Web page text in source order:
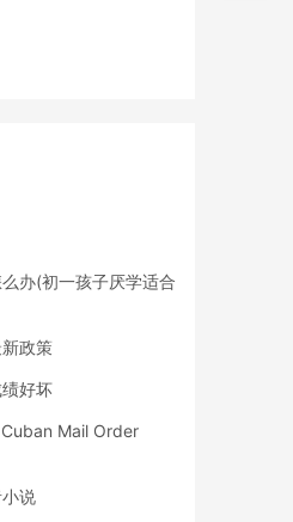
办(初一孩子厌学适合
政策
好坏
Mail Order
说